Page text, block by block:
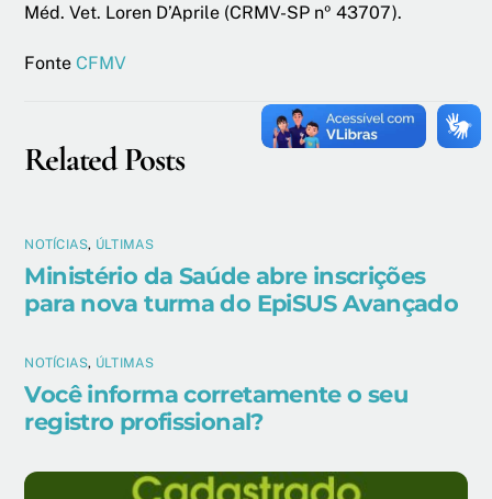
Méd. Vet. Loren D’Aprile (CRMV-SP nº 43707).
Fonte CFMV
Related Posts
NOTÍCIAS, ÚLTIMAS
Ministério da Saúde abre inscrições
para nova turma do EpiSUS Avançado
NOTÍCIAS, ÚLTIMAS
Você informa corretamente o seu
registro profissional?